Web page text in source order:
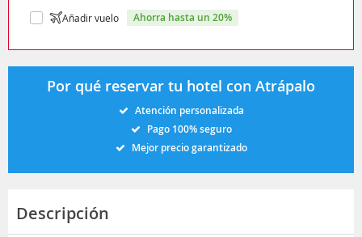
Añadir vuelo ahorra hasta un 20%
Por qué reservar tu hotel con Atrápalo
Atención personalizada
Pago 100% seguro
Mejor precio garantizado
Descripción